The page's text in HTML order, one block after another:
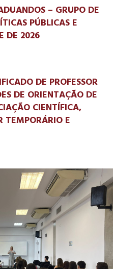
– GRUPO DE
PÚBLICAS E
DE 2026
DE PROFESSOR
DE ORIENTAÇÃO DE
CIENTÍFICA,
TEMPORÁRIO E